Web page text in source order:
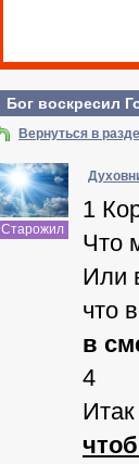
Бог воскресил
Вернуться в
Старожил
1
Что
Или
что
в
4
Итак